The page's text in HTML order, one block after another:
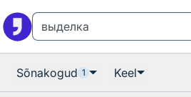
Sõnakogud 1 Keel